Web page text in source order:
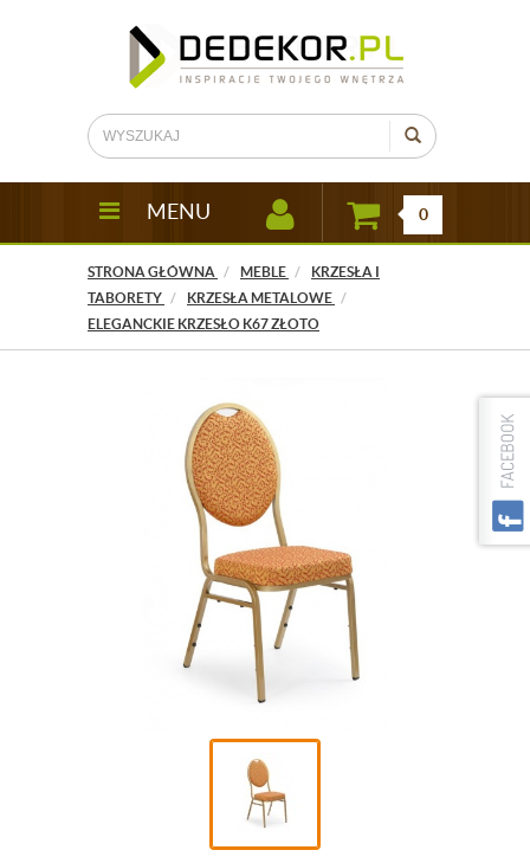
MENU 0
STRONA GŁÓWNA MEBLE
KRZESŁA I
TABORETY
KRZESŁA METALOWE
ELEGANCKIE KRZESŁO K67 ZŁOTO